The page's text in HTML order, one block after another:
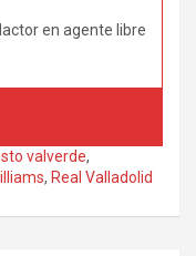
en agente libre
valverde,
, Real Valladolid